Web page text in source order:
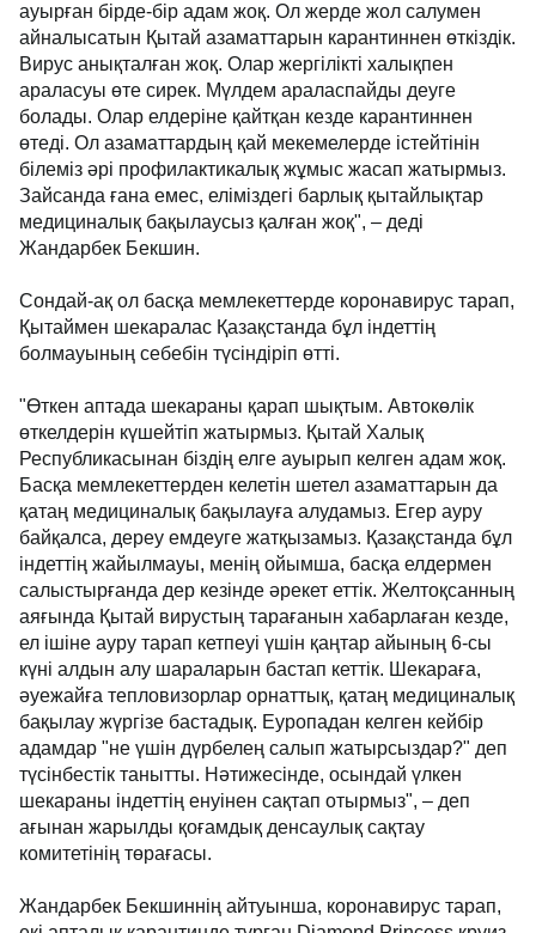
ауырған бірде-бір адам жоқ. Ол жерде жол салумен
айналысатын Қытай азаматтарын карантиннен өткіздік.
Вирус анықталған жоқ. Олар жергілікті халықпен
араласуы өте сирек. Мүлдем араласпайды деуге
болады. Олар елдеріне қайтқан кезде карантиннен
өтеді. Ол азаматтардың қай мекемелерде істейтінін
білеміз әрі профилактикалық жұмыс жасап жатырмыз.
Зайсанда ғана емес, еліміздегі барлық қытайлықтар
медициналық бақылаусыз қалған жоқ", – деді
Жандарбек Бекшин.
Сондай-ақ ол басқа мемлекеттерде коронавирус тарап,
Қытаймен шекаралас Қазақстанда бұл індеттің
болмауының себебін түсіндіріп өтті.
"Өткен аптада шекараны қарап шықтым. Автокөлік
өткелдерін күшейтіп жатырмыз. Қытай Халық
Республикасынан біздің елге ауырып келген адам жоқ.
Басқа мемлекеттерден келетін шетел азаматтарын да
қатаң медициналық бақылауға алудамыз. Егер ауру
байқалса, дереу емдеуге жатқызамыз. Қазақстанда бұл
індеттің жайылмауы, менің ойымша, басқа елдермен
салыстырғанда дер кезінде әрекет еттік. Желтоқсанның
аяғында Қытай вирустың тарағанын хабарлаған кезде,
ел ішіне ауру тарап кетпеуі үшін қаңтар айының 6-сы
күні алдын алу шараларын бастап кеттік. Шекараға,
әуежайға тепловизорлар орнаттық, қатаң медициналық
бақылау жүргізе бастадық. Еуропадан келген кейбір
адамдар "не үшін дүрбелең салып жатырсыздар?" деп
түсінбестік танытты. Нәтижесінде, осындай үлкен
шекараны індеттің енуінен сақтап отырмыз", – деп
ағынан жарылды қоғамдық денсаулық сақтау
комитетінің төрағасы.
Жандарбек Бекшиннің айтуынша, коронавирус тарап,